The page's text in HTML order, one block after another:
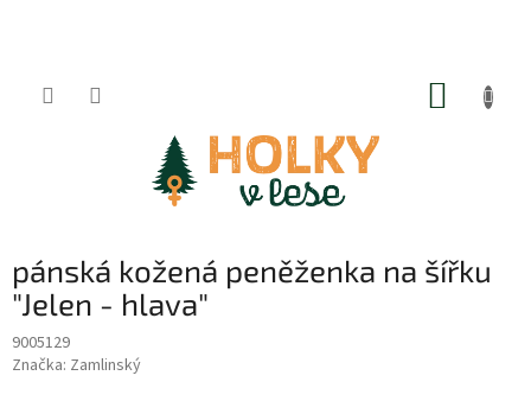
pánská kožená peněženka na šířku
"Jelen - hlava"
9005129
Značka: Zamlinský